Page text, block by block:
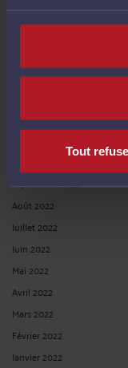
Tout
Mai 2023
Avril 2023
Février 2023
Décembre 2022
Octobre 2022
Septembre 2022
Août 2022
Juillet 2022
Juin 2022
Mai 2022
Avril 2022
Mars 2022
Février 2022
Janvier 2022